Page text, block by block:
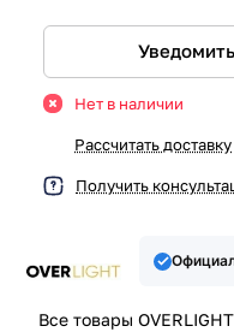
Нет в наличии
Рассчитать доставку
Получить
Все товары OVERLIGHT